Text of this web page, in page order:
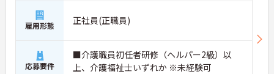
雇用形態 正社員(正職員)
応募要件
■介護職員初任者研修（ヘルパー2級）以
上、介護福祉士いずれか ※未経験可